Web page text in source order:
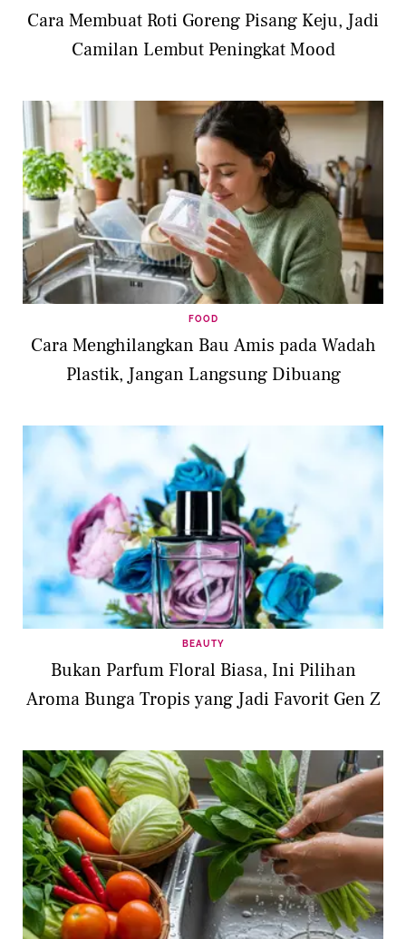
Cara Membuat Roti Goreng Pisang Keju, Jadi
Camilan Lembut Peningkat Mood
FOOD
Cara Menghilangkan Bau Amis pada Wadah
Plastik, Jangan Langsung Dibuang
BEAUTY
Bukan Parfum Floral Biasa, Ini Pilihan
Aroma Bunga Tropis yang Jadi Favorit Gen Z